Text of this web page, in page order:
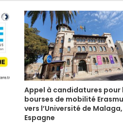
Appel à candidatures pour
bourses de mobilité
vers l’Université de Malaga,
Espagne